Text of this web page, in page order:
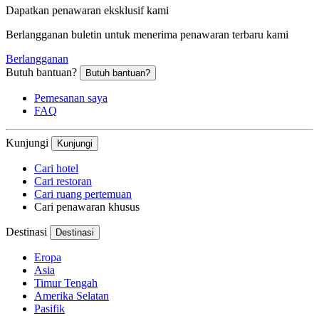
Dapatkan penawaran eksklusif kami
Berlangganan buletin untuk menerima penawaran terbaru kami
Berlangganan
Butuh bantuan?
Butuh bantuan?
Pemesanan saya
FAQ
Kunjungi Kunjungi
Cari hotel
Cari restoran
Cari ruang pertemuan
Cari penawaran khusus
Destinasi Destinasi
Eropa
Asia
Timur Tengah
Amerika Selatan
Pasifik